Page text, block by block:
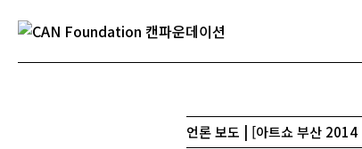
언론 보도 | [아트쇼 부산 2014